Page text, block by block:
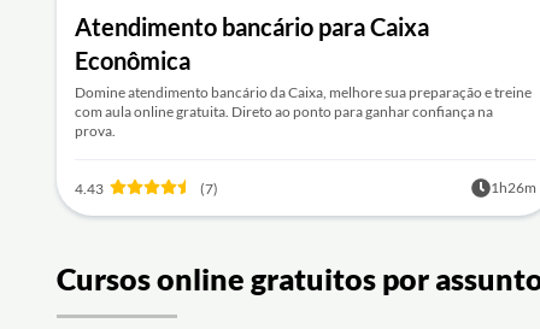
Atendimento bancário para Caixa
Econômica
Domine atendimento bancário da Caixa, melhore sua preparação e treine
com aula online gratuita. Direto ao ponto para ganhar confiança na
prova.
4.43 (7) 1h26m
Cursos online gratuitos por